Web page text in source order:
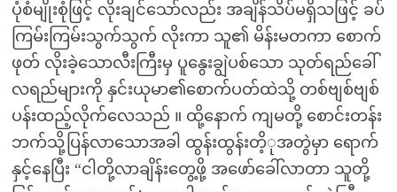
ပုံစံမျိုးစုံဖြင့် လိုးချင်သော်လည်း အချိန်သိပ်မရှိသဖြင့် ခပ်
ကြမ်းကြမ်းသွက်သွက် လိုးကာ သူ၏ မိန်းမတကာ စောက်
ဖုတ် လိုးခဲ့သောလီးကြီးမှ ပူနွေးချွဲပစ်သော သုတ်ရည်ခေါ်
လရည်များကို နှင်းယုမာ၏စောက်ပတ်ထဲသို့ တစ်ဗျစ်ဗျစ်
ပန်းထည့်လိုက်လေသည် ။ ထို့နောက် ကျမတို့ စောင်းတန်း
ဘက်သို့ပြန်လာသောအခါ ထွန်းထွန်းတိ့ုအတွဲမှာ ရောက်
နှင့်နေပြီး “ငါတို့လာချိန်းတွေ့ဖို့ အဖော်ခေါ်လာတာ သူတို့